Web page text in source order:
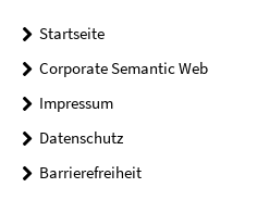
Startseite
Corporate Semantic Web
Impressum
Datenschutz
Barrierefreiheit